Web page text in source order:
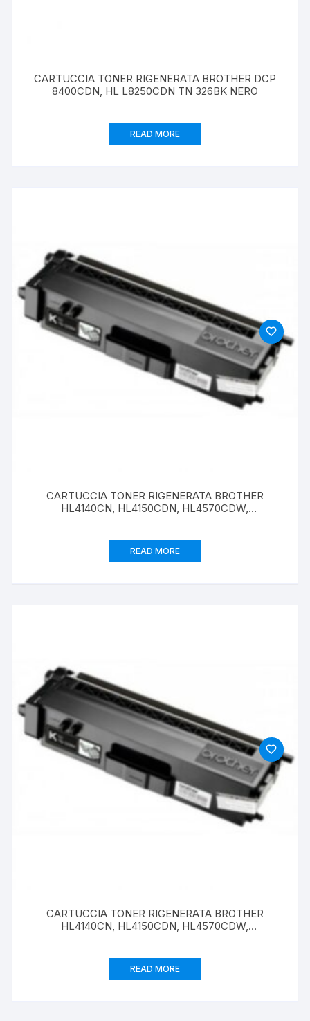
CARTUCCIA TONER RIGENERATA BROTHER DCP
8400CDN, HL L8250CDN TN 326BK NERO
READ MORE
CARTUCCIA TONER RIGENERATA BROTHER
HL4140CN, HL4150CDN, HL4570CDW,
READ MORE
CARTUCCIA TONER RIGENERATA BROTHER
HL4140CN, HL4150CDN, HL4570CDW,
READ MORE